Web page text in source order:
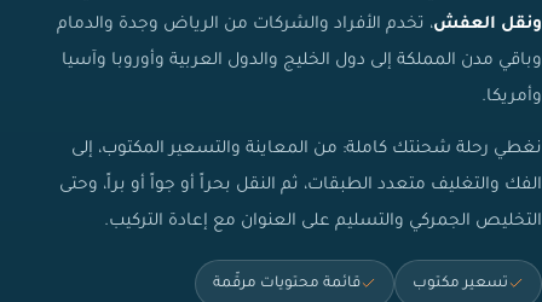
ونقل العفش، تخدم الأفراد والشركات من الرياض وجدة والدمام
وباقي مدن المملكة إلى دول الخليج والدول العربية وأوروبا وآسيا
وأمريكا.
نغطي رحلة شحنتك كاملة: من المعاينة والتسعير المكتوب، إلى
الفك والتغليف متعدد الطبقات، ثم النقل بحراً أو جواً أو براً، وحتى
التخليص الجمركي والتسليم على العنوان مع إعادة التركيب.
تسعير مكتوب قائمة محتويات مرقّمة